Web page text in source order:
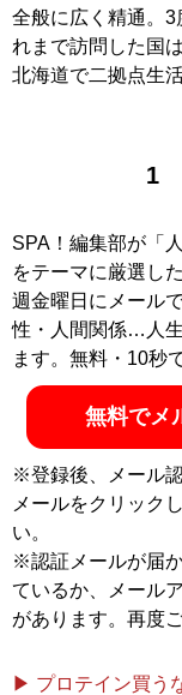
全般に広く精通。3
れまで訪問した国
北海道で二拠点生
1
SPA！編集部が「
をテーマに厳選し
週金曜日にメール
性・人間関係…人
ます。無料・10秒
無料で
※登録後、メール
メールをクリック
い。
※認証メールが届
ているか、メール
があります。再度
▶ プロテイン買う